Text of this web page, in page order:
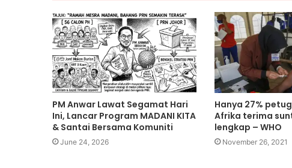
PM Anwar Lawat Segamat Hari
Ini, Lancar Program MADANI KITA
& Santai Bersama Komuniti
June 24, 2026
Hanya 27%
Afrika terima
lengkap – WHO
November 26, 2021